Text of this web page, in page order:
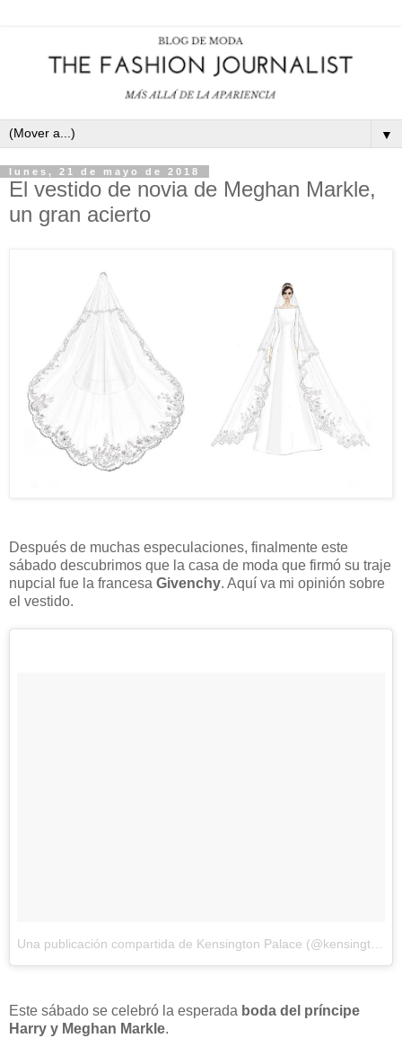
▼
lunes, 21 de mayo de 2018
El vestido de novia de Meghan Markle,
un gran acierto
Después de muchas especulaciones, finalmente este
sábado descubrimos que la casa de moda que firmó su traje
nupcial fue la francesa Givenchy. Aquí va mi opinión sobre
el vestido.
Este sábado se celebró la esperada boda del príncipe
Harry y Meghan Markle.